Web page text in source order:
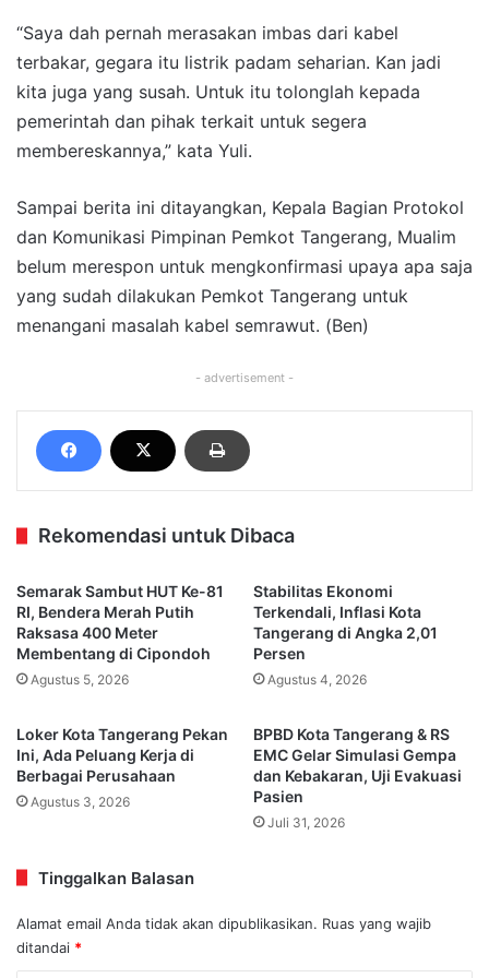
“Saya dah pernah merasakan imbas dari kabel
terbakar, gegara itu listrik padam seharian. Kan jadi
kita juga yang susah. Untuk itu tolonglah kepada
pemerintah dan pihak terkait untuk segera
membereskannya,” kata Yuli.
Sampai berita ini ditayangkan, Kepala Bagian Protokol
dan Komunikasi Pimpinan Pemkot Tangerang, Mualim
belum merespon untuk mengkonfirmasi upaya apa saja
yang sudah dilakukan Pemkot Tangerang untuk
menangani masalah kabel semrawut. (Ben)
- advertisement -
Rekomendasi untuk Dibaca
Semarak Sambut HUT Ke-81
RI, Bendera Merah Putih
Raksasa 400 Meter
Membentang di Cipondoh
Agustus 5, 2026
Stabilitas Ekonomi
Terkendali, Inflasi Kota
Tangerang di Angka 2,01
Persen
Agustus 4, 2026
Loker Kota Tangerang Pekan
Ini, Ada Peluang Kerja di
Berbagai Perusahaan
Agustus 3, 2026
BPBD Kota Tangerang & RS
EMC Gelar Simulasi Gempa
dan Kebakaran, Uji Evakuasi
Pasien
Juli 31, 2026
Tinggalkan Balasan
Alamat email Anda tidak akan dipublikasikan. Ruas yang wajib
ditandai *